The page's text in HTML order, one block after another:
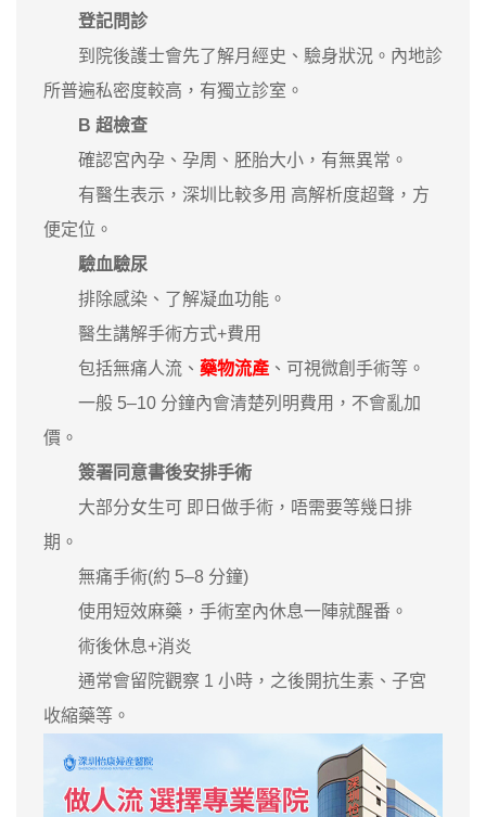
登記問診
到院後護士會先了解月經史、驗身狀況。內地診
所普遍私密度較高，有獨立診室。
B 超檢查
確認宮內孕、孕周、胚胎大小，有無異常。
有醫生表示，深圳比較多用 高解析度超聲，方
便定位。
驗血驗尿
排除感染、了解凝血功能。
醫生講解手術方式+費用
包括無痛人流、 藥物流產 、可視微創手術等。
一般 5–10 分鐘內會清楚列明費用，不會亂加
價。
簽署同意書後安排手術
大部分女生可 即日做手術，唔需要等幾日排
期。
無痛手術(約 5–8 分鐘)
使用短效麻藥，手術室內休息一陣就醒番。
術後休息+消炎
通常會留院觀察 1 小時，之後開抗生素、子宮
收縮藥等。